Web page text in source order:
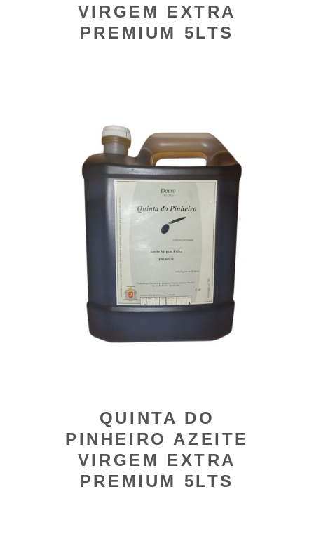
VIRGEM EXTRA
PREMIUM 5LTS
QUINTA DO
PINHEIRO AZEITE
VIRGEM EXTRA
PREMIUM 5LTS